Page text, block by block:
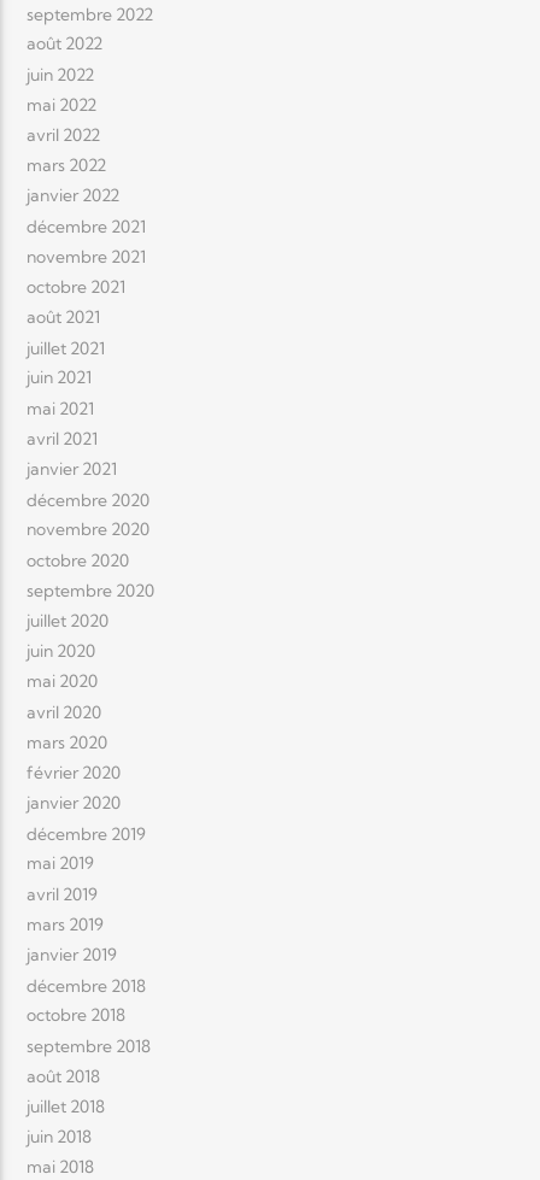
septembre 2022
août 2022
juin 2022
mai 2022
avril 2022
mars 2022
janvier 2022
décembre 2021
novembre 2021
octobre 2021
août 2021
juillet 2021
juin 2021
mai 2021
avril 2021
janvier 2021
décembre 2020
novembre 2020
octobre 2020
septembre 2020
juillet 2020
juin 2020
mai 2020
avril 2020
mars 2020
février 2020
janvier 2020
décembre 2019
mai 2019
avril 2019
mars 2019
janvier 2019
décembre 2018
octobre 2018
septembre 2018
août 2018
juillet 2018
juin 2018
mai 2018